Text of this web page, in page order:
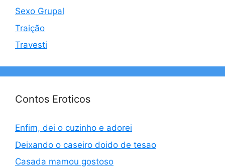
Sexo Grupal
Traição
Travesti
Contos Eroticos
Enfim, dei o cuzinho e adorei
Deixando o caseiro doido de tesao
Casada mamou gostoso